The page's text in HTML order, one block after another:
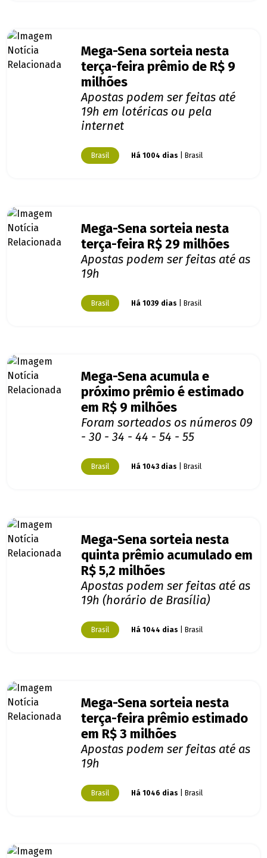
Mega-Sena sorteia nesta
terça-feira prêmio de R$ 9
milhões
Apostas podem ser feitas até
19h em lotéricas ou pela
internet
Brasil Há 1004 dias | Brasil
Mega-Sena sorteia nesta
terça-feira R$ 29 milhões
Apostas podem ser feitas até as
19h
Brasil Há 1039 dias | Brasil
Mega-Sena acumula e
próximo prêmio é estimado
em R$ 9 milhões
Foram sorteados os números 09
- 30 - 34 - 44 - 54 - 55
Brasil Há 1043 dias | Brasil
Mega-Sena sorteia nesta
quinta prêmio acumulado em
R$ 5,2 milhões
Apostas podem ser feitas até as
19h (horário de Brasília)
Brasil Há 1044 dias | Brasil
Mega-Sena sorteia nesta
terça-feira prêmio estimado
em R$ 3 milhões
Apostas podem ser feitas até as
19h
Brasil Há 1046 dias | Brasil